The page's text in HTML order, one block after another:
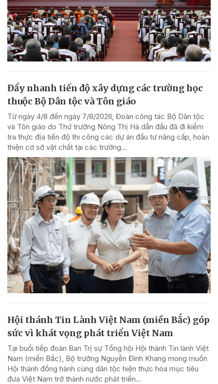
Đẩy nhanh tiến độ xây dựng các trường học
thuộc Bộ Dân tộc và Tôn giáo
Từ ngày 4/8 đến ngày 7/8/2026, Đoàn công tác Bộ Dân tộc
và Tôn giáo do Thứ trưởng Nông Thị Hà dẫn đầu đã đi kiểm
tra thực địa tiến độ thi công các dự án đầu tư nâng cấp, hoàn
thiện cơ sở vật chất tại các trường...
Hội thánh Tin Lành Việt Nam (miền Bắc) góp
sức vì khát vọng phát triển Việt Nam
Tại buổi tiếp đoàn Ban Trị sự Tổng hội Hội thánh Tin lành Việt
Nam (miền Bắc), Bộ trưởng Nguyễn Đình Khang mong muốn
Hội thánh đồng hành cùng dân tộc hiện thực hóa mục tiêu
đưa Việt Nam trở thành nước phát triển...